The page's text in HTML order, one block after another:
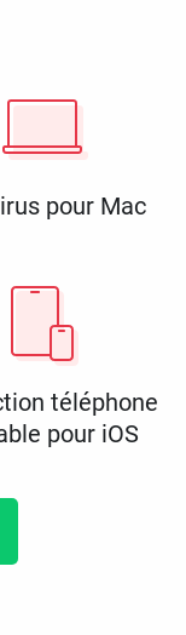
pour Mac
téléphone
pour iOS